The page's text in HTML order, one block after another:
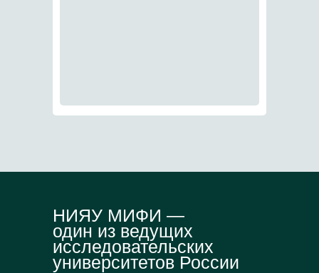
НИЯУ МИФИ —
один из ведущих
исследовательских
университетов России